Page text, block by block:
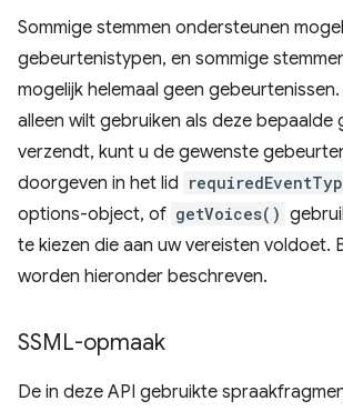
Sommige stemmen ondersteunen
gebeurtenistypen, en sommige
mogelijk helemaal geen
alleen wilt gebruiken als deze bepaalde
verzendt, kunt u de gewenste
doorgeven in het lid
options-object, of getVoices()
te kiezen die aan uw vereisten voldoet.
worden hieronder beschreven.
SSML-opmaak
De in deze API gebruikte